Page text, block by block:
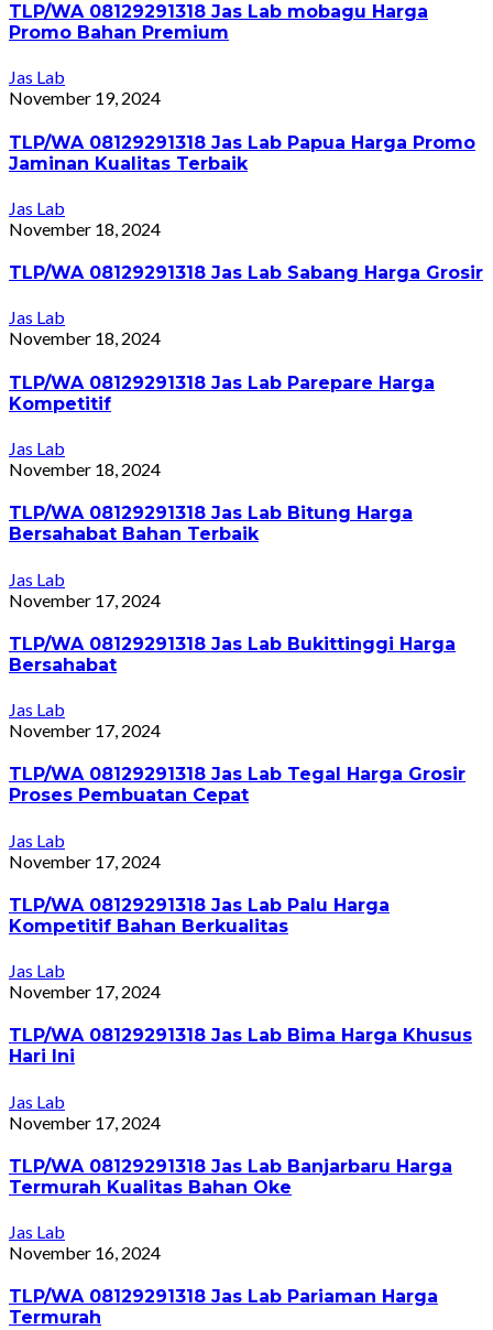
TLP/WA 08129291318 Jas Lab mobagu Harga
Promo Bahan Premium
Jas Lab
November 19, 2024
TLP/WA 08129291318 Jas Lab Papua Harga Promo
Jaminan Kualitas Terbaik
Jas Lab
November 18, 2024
TLP/WA 08129291318 Jas Lab Sabang Harga Grosir
Jas Lab
November 18, 2024
TLP/WA 08129291318 Jas Lab Parepare Harga
Kompetitif
Jas Lab
November 18, 2024
TLP/WA 08129291318 Jas Lab Bitung Harga
Bersahabat Bahan Terbaik
Jas Lab
November 17, 2024
TLP/WA 08129291318 Jas Lab Bukittinggi Harga
Bersahabat
Jas Lab
November 17, 2024
TLP/WA 08129291318 Jas Lab Tegal Harga Grosir
Proses Pembuatan Cepat
Jas Lab
November 17, 2024
TLP/WA 08129291318 Jas Lab Palu Harga
Kompetitif Bahan Berkualitas
Jas Lab
November 17, 2024
TLP/WA 08129291318 Jas Lab Bima Harga Khusus
Hari Ini
Jas Lab
November 17, 2024
TLP/WA 08129291318 Jas Lab Banjarbaru Harga
Termurah Kualitas Bahan Oke
Jas Lab
November 16, 2024
TLP/WA 08129291318 Jas Lab Pariaman Harga
Termurah